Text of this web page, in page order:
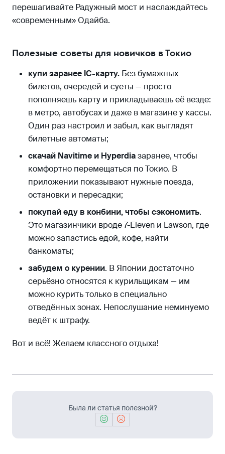
перешагивайте Радужный мост и наслаждайтесь
«современным» Одайба.
Полезные советы для новичков в Токио
купи заранее IC-карту. Без бумажных
билетов, очередей и суеты — просто
пополняешь карту и прикладываешь её везде:
в метро, автобусах и даже в магазине у кассы.
Один раз настроил и забыл, как выглядят
билетные автоматы;
скачай Navitime и Hyperdiaзаранее, чтобы
комфортно перемещаться по Токио. В
приложении показывают нужные поезда,
остановки и пересадки;
покупай еду в конбини, чтобы сэкономить.
Это магазинчики вроде 7-Eleven и Lawson, где
можно запастись едой, кофе, найти
банкоматы;
забудем о курении. В Японии достаточно
серьёзно относятся к курильщикам — им
можно курить только в специально
отведённых зонах. Непослушание неминуемо
ведёт к штрафу.
Вот и всё! Желаем классного отдыха!
Была ли статья полезной?